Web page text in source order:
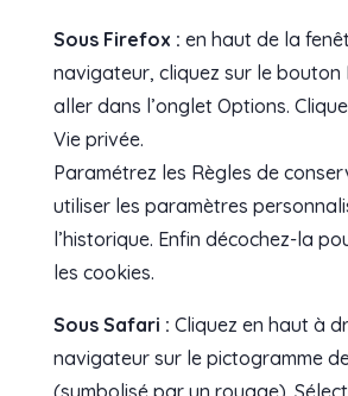
Sous Firefox : en haut de la
navigateur, cliquez sur le bouton
aller dans l’onglet Options.
Vie privée.
Paramétrez les Règles de
utiliser les paramètres
l’historique. Enfin décochez-la
les cookies.
Sous Safari : Cliquez en haut à
navigateur sur le pictogramme
(symbolisé par un rouage).